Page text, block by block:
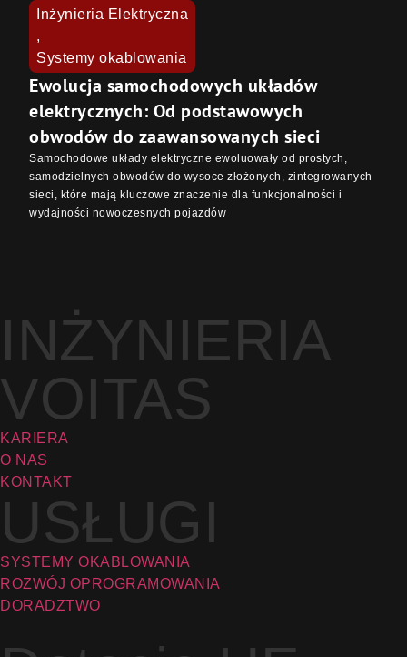
Inżynieria Elektryczna
,
Systemy okablowania
Ewolucja samochodowych układów
elektrycznych: Od podstawowych
obwodów do zaawansowanych sieci
Samochodowe układy elektryczne ewoluowały od prostych,
samodzielnych obwodów do wysoce złożonych, zintegrowanych
sieci, które mają kluczowe znaczenie dla funkcjonalności i
wydajności nowoczesnych pojazdów
INŻYNIERIA
VOITAS
KARIERA
O NAS
KONTAKT
USŁUGI
SYSTEMY OKABLOWANIA
ROZWÓJ OPROGRAMOWANIA
DORADZTWO